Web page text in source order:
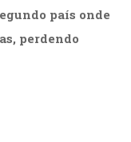
país onde
perdendo